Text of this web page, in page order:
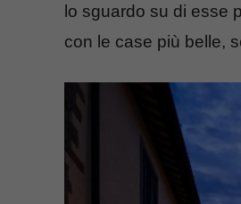
lo sguardo su di esse
con le case più belle,